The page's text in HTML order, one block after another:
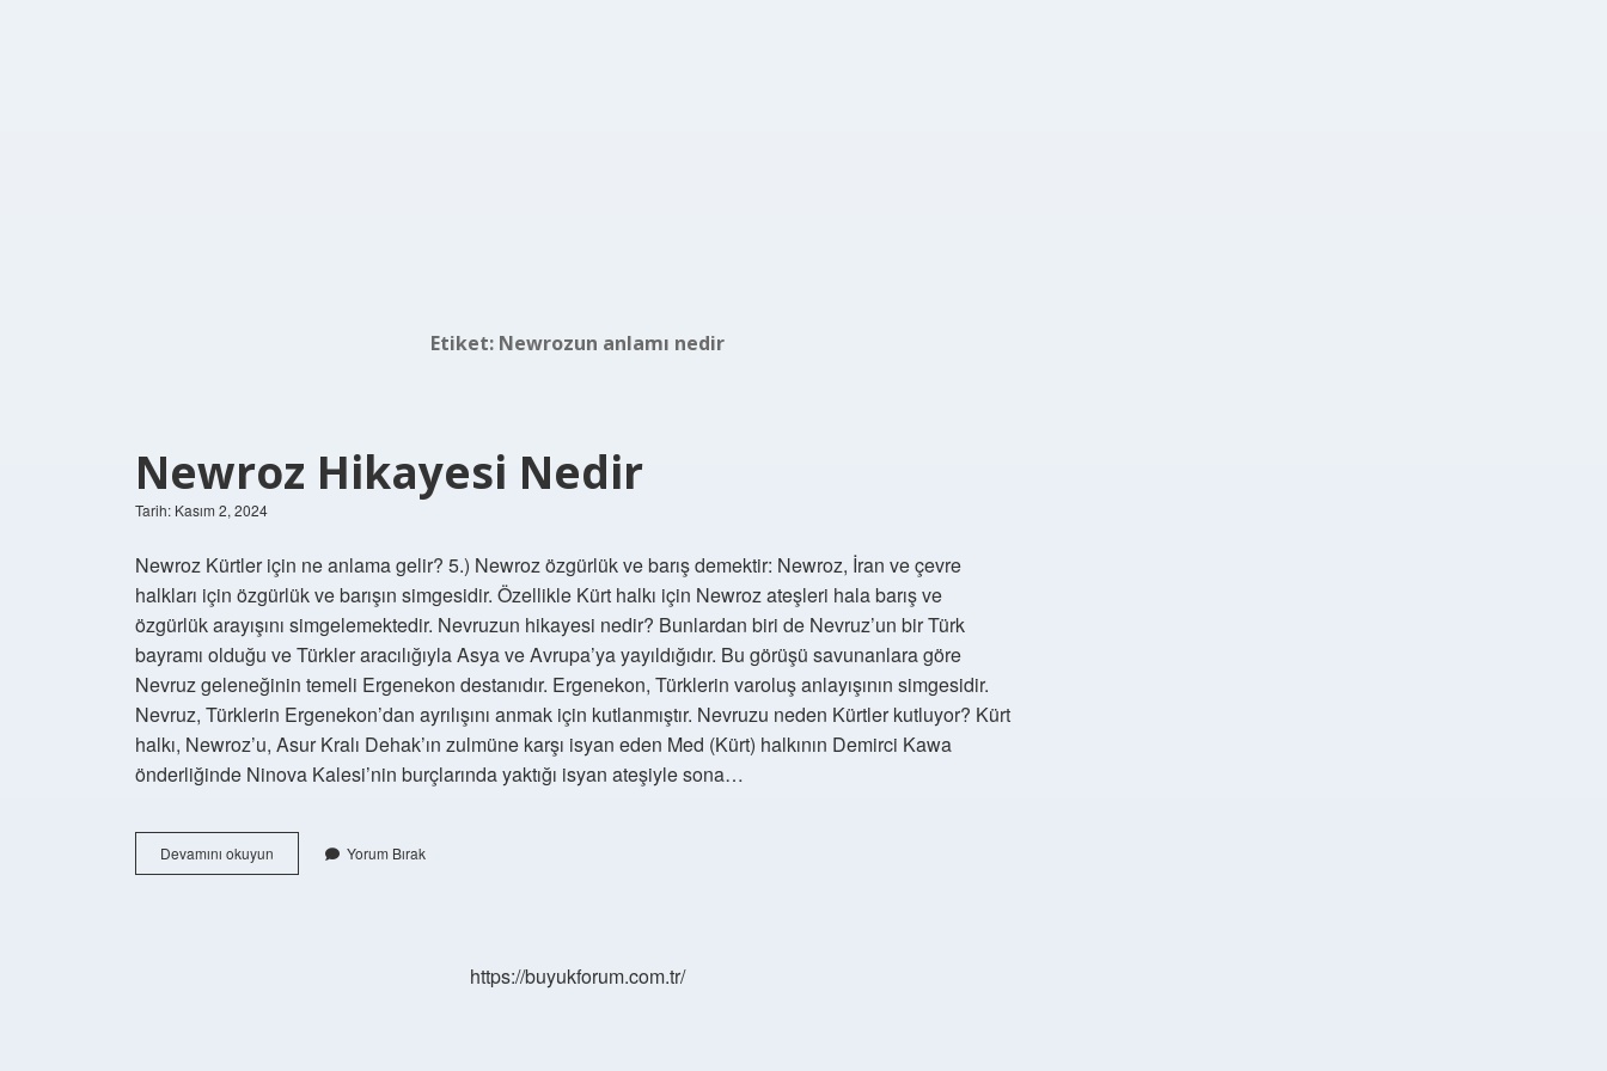
Etiket: Newrozun anlamı nedir
Newroz Hikayesi Nedir
Tarih: Kasım 2, 2024
Newroz Kürtler için ne anlama gelir? 5.) Newroz özgürlük ve barış demektir: Newroz, İran ve çevre
halkları için özgürlük ve barışın simgesidir. Özellikle Kürt halkı için Newroz ateşleri hala barış ve
özgürlük arayışını simgelemektedir. Nevruzun hikayesi nedir? Bunlardan biri de Nevruz’un bir Türk
bayramı olduğu ve Türkler aracılığıyla Asya ve Avrupa’ya yayıldığıdır. Bu görüşü savunanlara göre
Nevruz geleneğinin temeli Ergenekon destanıdır. Ergenekon, Türklerin varoluş anlayışının simgesidir.
Nevruz, Türklerin Ergenekon’dan ayrılışını anmak için kutlanmıştır. Nevruzu neden Kürtler kutluyor? Kürt
halkı, Newroz’u, Asur Kralı Dehak’ın zulmüne karşı isyan eden Med (Kürt) halkının Demirci Kawa
önderliğinde Ninova Kalesi’nin burçlarında yaktığı isyan ateşiyle sona…
Devamını okuyun
Hikayesi
Yorum Bırak
https://buyukforum.com.tr/